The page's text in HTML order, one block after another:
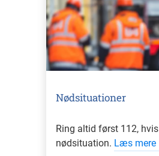
Nødsituationer
Ring altid først 112,
nødsituation. Læs mere